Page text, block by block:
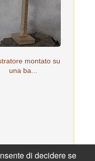
montato su
una ba...
di decidere se